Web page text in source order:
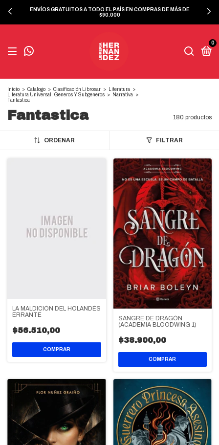
ENVÍOS GRATUITOS A TODO EL PAÍS EN COMPRAS DE MÁS DE
$90.000
0
Inicio > Catalogo > Clasificación Librosar > Literatura
>
Literatura Universal. Generos Y Subgeneros > Narrativa
>
Fantastica
Fantastica 180 productos
ORDENAR FILTRAR
LA MALDICIÓN DEL HOLANDÉS
ERRANTE
$56.510,00
SANGRE DE DRAGÓN
(ACADEMIA BLOODWING 1)
$38.900,00